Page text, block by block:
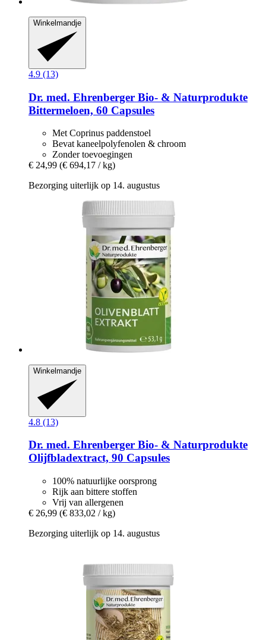
Winkelmandje
4.9 (13)
Dr. med. Ehrenberger Bio- & Naturprodukte
Bittermeloen, 60 Capsules
Met Coprinus paddenstoel
Bevat kaneelpolyfenolen & chroom
Zonder toevoegingen
€ 24,99 (€ 694,17 / kg)
Bezorging uiterlijk op 14. augustus
Winkelmandje
4.8 (13)
Dr. med. Ehrenberger Bio- & Naturprodukte
Olijfbladextract, 90 Capsules
100% natuurlijke oorsprong
Rijk aan bittere stoffen
Vrij van allergenen
€ 26,99 (€ 833,02 / kg)
Bezorging uiterlijk op 14. augustus